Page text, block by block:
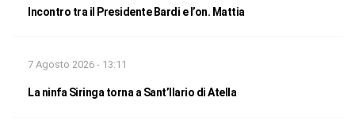
Incontro tra il Presidente Bardi e l’on. Mattia
7 Agosto 2026 - 13:11
La ninfa Siringa torna a Sant’Ilario di Atella